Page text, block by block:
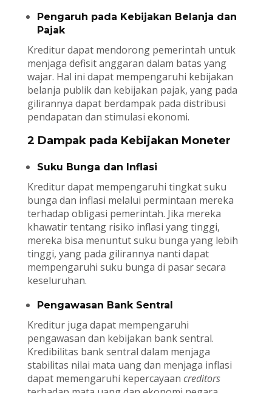
Pengaruh pada Kebijakan Belanja dan
Pajak
Kreditur dapat mendorong pemerintah untuk
menjaga defisit anggaran dalam batas yang
wajar. Hal ini dapat mempengaruhi kebijakan
belanja publik dan kebijakan pajak, yang pada
gilirannya dapat berdampak pada distribusi
pendapatan dan stimulasi ekonomi.
2 Dampak pada Kebijakan Moneter
Suku Bunga dan Inflasi
Kreditur dapat mempengaruhi tingkat suku
bunga dan inflasi melalui permintaan mereka
terhadap obligasi pemerintah. Jika mereka
khawatir tentang risiko inflasi yang tinggi,
mereka bisa menuntut suku bunga yang lebih
tinggi, yang pada gilirannya nanti dapat
mempengaruhi suku bunga di pasar secara
keseluruhan.
Pengawasan Bank Sentral
Kreditur juga dapat mempengaruhi
pengawasan dan kebijakan bank sentral.
Kredibilitas bank sentral dalam menjaga
stabilitas nilai mata uang dan menjaga inflasi
dapat memengaruhi kepercayaan creditors